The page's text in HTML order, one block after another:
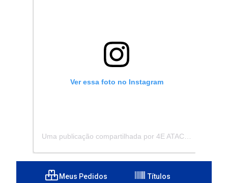
Ver essa foto no Instagram
Meus Pedidos Títulos